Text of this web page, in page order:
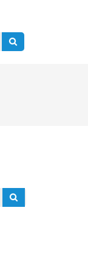
Zoeken
naar: